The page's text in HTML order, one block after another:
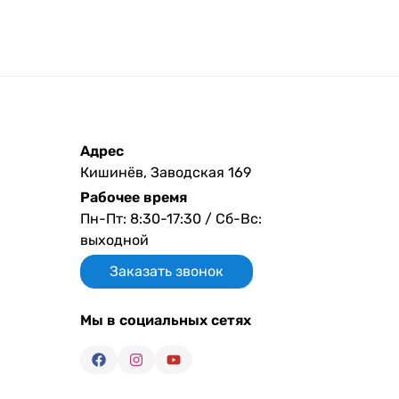
Адрес
Кишинёв, Заводская 169
Рабочее время
Пн-Пт: 8:30-17:30 / Сб-Вс:
выходной
Заказать звонок
Мы в социальных сетях